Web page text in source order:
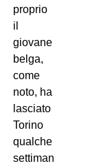
proprio
il
giovane
belga,
come
noto, ha
lasciato
Torino
qualche
settimana